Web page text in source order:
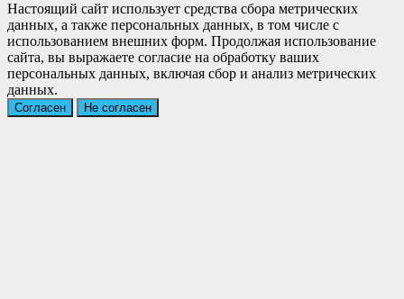
Настоящий сайт использует средства сбора метрических
данных, а также персональных данных, в том числе с
использованием внешних форм. Продолжая использование
сайта, вы выражаете согласие на обработку ваших
персональных данных, включая сбор и анализ метрических
данных.
Согласен Не согласен